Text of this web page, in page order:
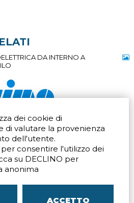
dei cookie di
di valutare la provenienza
dell'utente.
per consentire l'utilizzo dei
su DECLINO per
anonima
ACCETTO
DA INTERNO A
Tel. +39 039 672520
Fax +39 039 672568
Email
Via San Crispino 64
Padova (PD) 35129